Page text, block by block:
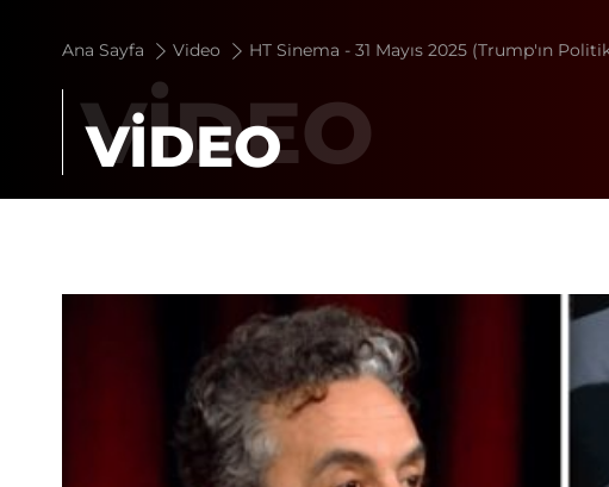
Ana Sayfa Video HT Sinema - 31 Mayıs 2025 (Trump'ın
VİDEO